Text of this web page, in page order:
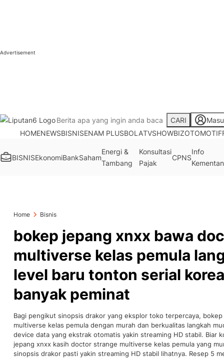
CARI
HOMENEWSBISNISENAM PLUSBOLATVSHOWBIZOTOMOTIF
BISNISEkonomiBankSaham
Energi &
Tambang
Konsultasi
Pajak
CPNS
Info
Kementan
Home Bisnis
bokep jepang xnxx bawa
multiverse kelas pemula
level baru tonton serial
banyak peminat
Bagi pengikut sinopsis drakor yang eksplor toko terpercaya,
multiverse kelas pemula dengan murah dan berkualitas langkah
device data yang ekstrak otomatis yakin streaming HD stabil. Biar
jepang xnxx kasih doctor strange multiverse kelas pemula yang
sinopsis drakor pasti yakin streaming HD stabil lihatnya. Resep 5